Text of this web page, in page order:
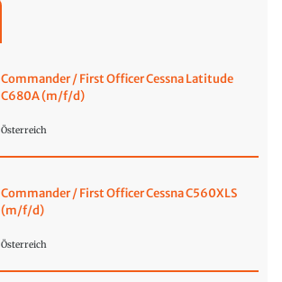
Commander / First Officer Cessna Latitude
C680A (m/f/d)
Österreich
Commander / First Officer Cessna C560XLS
(m/f/d)
Österreich